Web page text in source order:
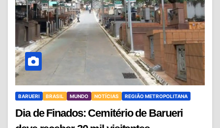
BARUERI BRASIL MUNDO NOTÍCIAS REGIÃO METROPOLITANA
Dia de Finados: Cemitério de Barueri